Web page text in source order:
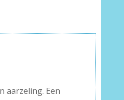
aarzeling. Een